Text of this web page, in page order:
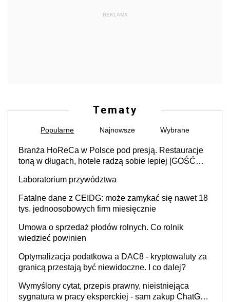
REKLAMA
Tematy
Popularne Najnowsze Wybrane
Branża HoReCa w Polsce pod presją. Restauracje
toną w długach, hotele radzą sobie lepiej [GOŚĆ
Laboratorium przywództwa
Fatalne dane z CEIDG: może zamykać się nawet 18
tys. jednoosobowych firm miesięcznie
Umowa o sprzedaż płodów rolnych. Co rolnik
wiedzieć powinien
Optymalizacja podatkowa a DAC8 - kryptowaluty za
granicą przestają być niewidoczne. I co dalej?
Wymyślony cytat, przepis prawny, nieistniejąca
sygnatura w pracy eksperckiej - sam zakup ChatGPT